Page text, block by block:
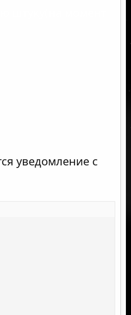
уведомление с